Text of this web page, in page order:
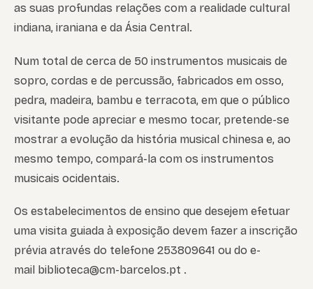
as suas profundas relações com a realidade cultural
indiana, iraniana e da Ásia Central.
Num total de cerca de 50 instrumentos musicais de
sopro, cordas e de percussão, fabricados em osso,
pedra, madeira, bambu e terracota, em que o público
visitante pode apreciar e mesmo tocar, pretende-se
mostrar a evolução da história musical chinesa e, ao
mesmo tempo, compará-la com os instrumentos
musicais ocidentais.
Os estabelecimentos de ensino que desejem efetuar
uma visita guiada à exposição devem fazer a inscrição
prévia através do telefone 253809641 ou do e-
mail biblioteca@cm-barcelos.pt .